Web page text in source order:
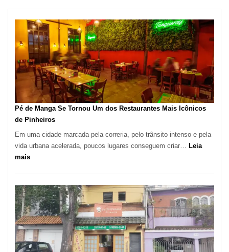
Pé de Manga Se Tornou Um dos Restaurantes Mais Icônicos
de Pinheiros
Em uma cidade marcada pela correria, pelo trânsito intenso e pela
vida urbana acelerada, poucos lugares conseguem criar… Leia
mais:
Manga
Se
Tornou
Um
dos
Restaurantes